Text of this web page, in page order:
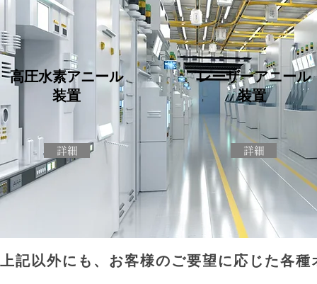
高圧水素アニール
装置
詳細
レーザーアニール
装置
詳細
上記以外にも、お客様のご要望に応じた各